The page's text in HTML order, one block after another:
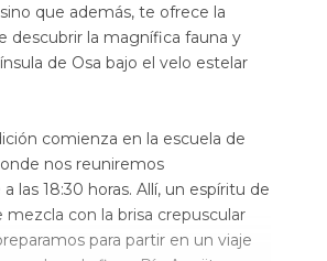
que además, te ofrece la
descubrir la magnífica fauna y
de Osa bajo el velo estelar
comienza en la escuela de
nos reuniremos
las 18:30 horas. Allí, un espíritu de
mezcla con la brisa crepuscular
para partir en un viaje